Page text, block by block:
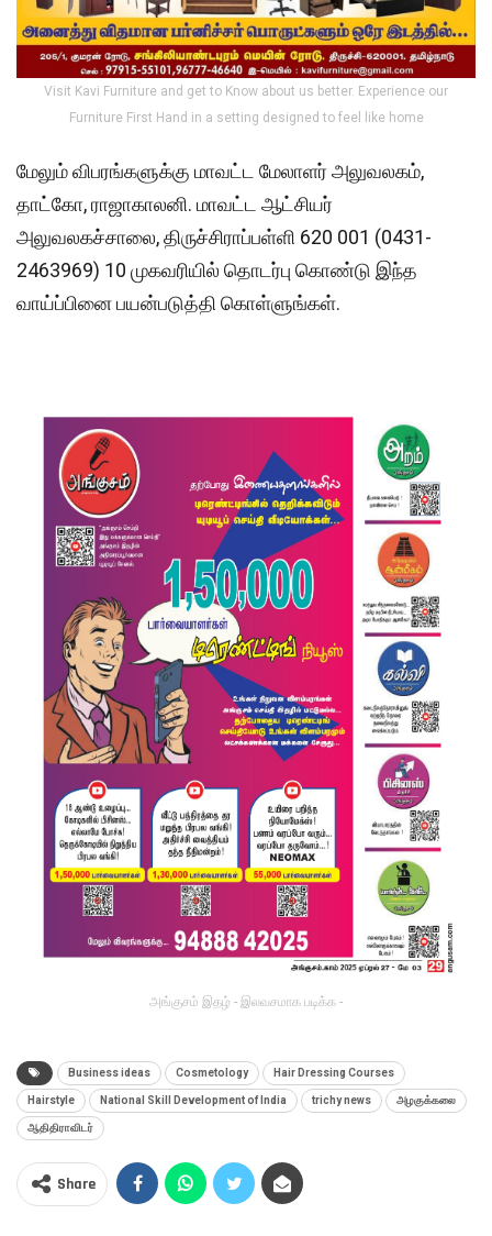
Visit Kavi Furniture and get to Know about us better. Experience our
Furniture First Hand in a setting designed to feel like home
மேலும் விபரங்களுக்கு மாவட்ட மேலாளர் அலுவலகம்,
தாட்கோ, ராஜாகாலனி. மாவட்ட ஆட்சியர்
அலுவலகச்சாலை, திருச்சிராப்பள்ளி 620 001 (0431-
2463969) 10 முகவரியில் தொடர்பு கொண்டு இந்த
வாய்ப்பினை பயன்படுத்தி கொள்ளுங்கள்.
அங்குசம் இதழ் - இலவசமாக படிக்க -
Business ideas Cosmetology Hair Dressing Courses
Hairstyle National Skill Development of India trichy news அழகுக்கலை
ஆதிதிராவிடர்
Share